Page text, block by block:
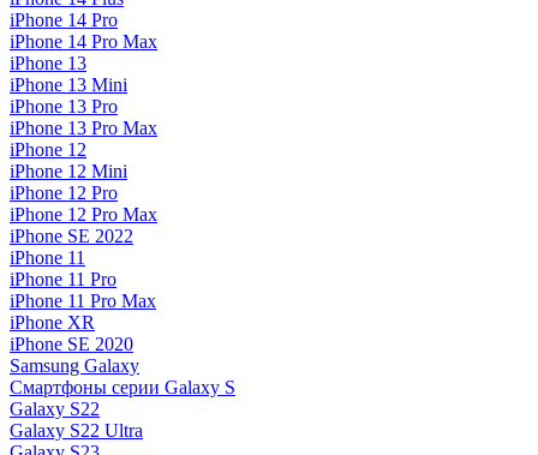
iPhone 14 Pro
iPhone 14 Pro Max
iPhone 13
iPhone 13 Mini
iPhone 13 Pro
iPhone 13 Pro Max
iPhone 12
iPhone 12 Mini
iPhone 12 Pro
iPhone 12 Pro Max
iPhone SE 2022
iPhone 11
iPhone 11 Pro
iPhone 11 Pro Max
iPhone XR
iPhone SE 2020
Samsung Galaxy
Смартфоны серии Galaxy S
Galaxy S22
Galaxy S22 Ultra